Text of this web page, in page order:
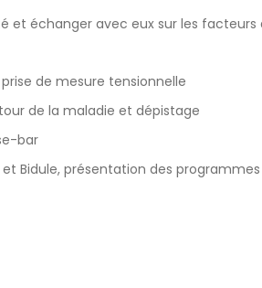
et échanger avec eux sur les
de mesure tensionnelle
de la maladie et dépistage
bar
Bidule, présentation des programmes